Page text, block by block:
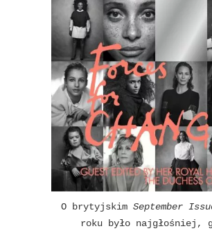
O brytyjskim September
roku było najgłośniej,